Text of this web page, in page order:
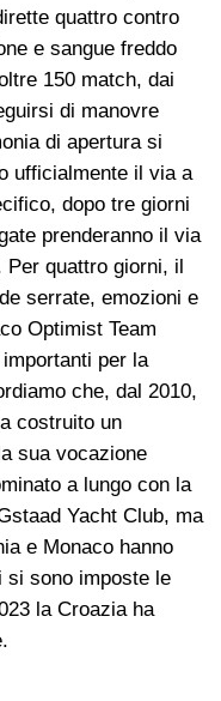
quattro contro
e sangue freddo
150 match, dai
di manovre
di apertura si
ufficialmente il via a
dopo tre giorni
prenderanno il via
Per quattro giorni, il
serrate, emozioni e
Optimist Team
per la
che, dal 2010,
costruito un
sua vocazione
a lungo con la
Yacht Club, ma
e Monaco hanno
si sono imposte le
la Croazia ha